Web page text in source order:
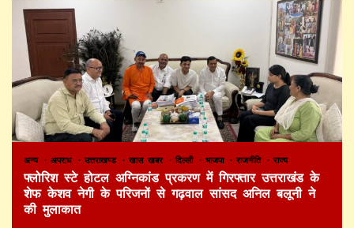
अन्य अपराध उत्तराखण्ड खास खबर दिल्ली भाजपा राजनीति राज्य
फ्लोरिश स्टे होटल अग्निकांड प्रकरण में गिरफ्तार उत्तराखंड के
शेफ केशव नेगी के परिजनों से गढ़वाल सांसद अनिल बलूनी ने
की मुलाकात